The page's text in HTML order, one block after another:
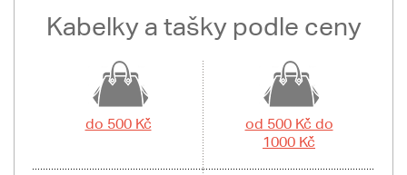
Kabelky a tašky podle ceny
do 500 Kč
od 500 Kč do
1000 Kč